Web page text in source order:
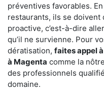
préventives favorables.
restaurants, ils se doivent
proactive, c’est-à-dire
qu’il ne survienne. Pour
dératisation, faites appel
à Magenta comme la
des professionnels
domaine.